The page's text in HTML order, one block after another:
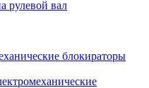
рулевой вал
блокираторы